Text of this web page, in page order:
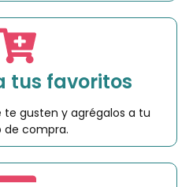
tus favoritos
te gusten y agrégalos a tu
de compra.